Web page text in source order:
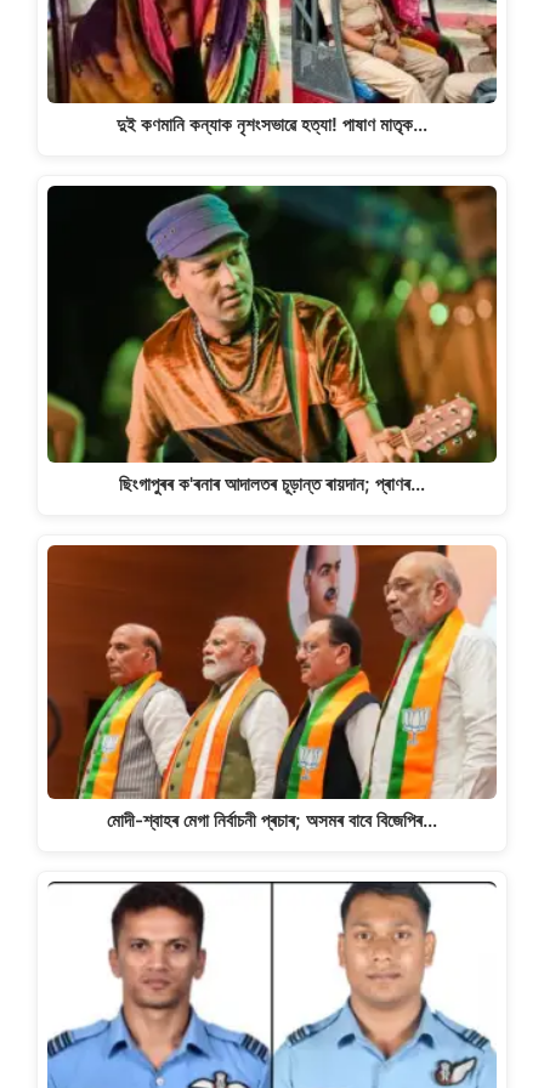
দুই কণমানি কন্যাক নৃশংসভাৱে হত্যা! পাষাণ মাতৃক…
ছিংগাপুৰৰ ক'ৰনাৰ আদালতৰ চূড়ান্ত ৰায়দান; প্ৰাণৰ…
মোদী-শ্বাহৰ মেগা নিৰ্বাচনী প্ৰচাৰ; অসমৰ বাবে বিজেপিৰ…